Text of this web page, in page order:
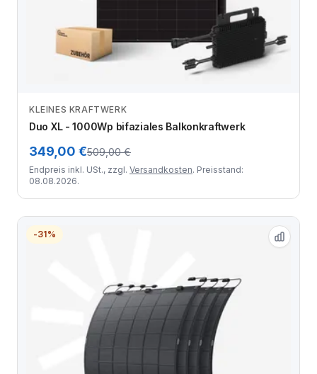
Zum Angebot
KLEINES KRAFTWERK
Duo XL - 1000Wp bifaziales Balkonkraftwerk
349,00 €509,00 €
Endpreis inkl. USt., zzgl. Versandkosten. Preisstand:
08.08.2026.
-31%